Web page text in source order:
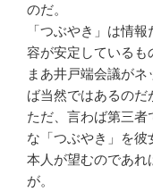
のだ。
「つぶやき」は情
容が安定しているも
まあ井戸端会議がネ
ば当然ではあるのだ
ただ、言わば第三者
な「つぶやき」を彼
本人が望むのであれ
が。